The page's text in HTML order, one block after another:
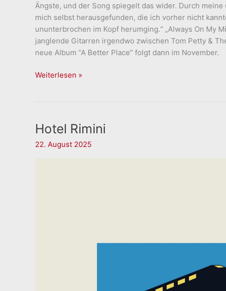
Ängste, und der Song spiegelt das wider. Durch
mich selbst herausgefunden, die ich vorher nicht
ununterbrochen im Kopf herumging.“ „Always On My
janglende Gitarren irgendwo zwischen Tom Petty &
neue Album “A Better Place” folgt dann im November.
M.Byrd
Weiterlesen »
Hotel Rimini
22. August 2025